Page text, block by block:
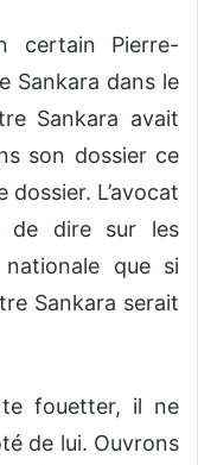
certain Pierre-
Sankara dans le
Sankara avait
son dossier ce
L’avocat
de dire sur les
que si
Sankara serait
te fouetter, il ne
de lui. Ouvrons